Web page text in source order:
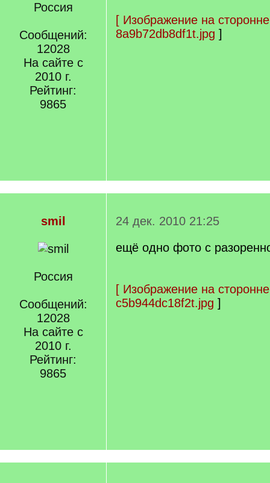
Россия
Сообщений:
12028
На сайте с
2010 г.
Рейтинг:
9865
[ Изображение на
8a9b72db8df1t.jpg ]
smil
Россия
Сообщений:
12028
На сайте с
2010 г.
Рейтинг:
9865
24 дек. 2010 21:25
ещё одно фото с
[ Изображение на
c5b944dc18f2t.jpg ]